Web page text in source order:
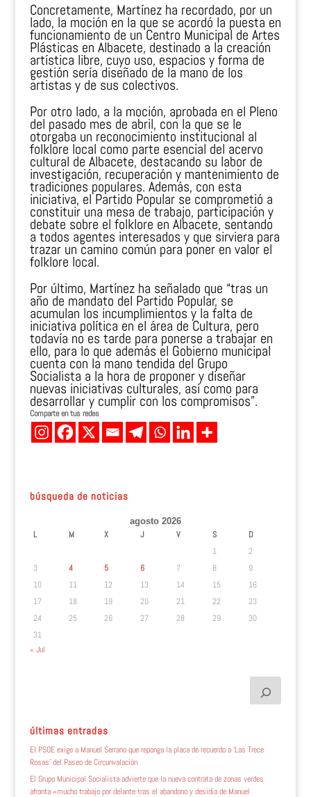
Concretamente, Martínez ha recordado, por un
lado, la moción en la que se acordó la puesta en
funcionamiento de un Centro Municipal de Artes
Plásticas en Albacete, destinado a la creación
artística libre, cuyo uso, espacios y forma de
gestión sería diseñado de la mano de los
artistas y de sus colectivos.
Por otro lado, a la moción, aprobada en el Pleno
del pasado mes de abril, con la que se le
otorgaba un reconocimiento institucional al
folklore local como parte esencial del acervo
cultural de Albacete, destacando su labor de
investigación, recuperación y mantenimiento de
tradiciones populares. Además, con esta
iniciativa, el Partido Popular se comprometió a
constituir una mesa de trabajo, participación y
debate sobre el folklore en Albacete, sentando
a todos agentes interesados y que sirviera para
trazar un camino común para poner en valor el
folklore local.
Por último, Martínez ha señalado que “tras un
año de mandato del Partido Popular, se
acumulan los incumplimientos y la falta de
iniciativa política en el área de Cultura, pero
todavía no es tarde para ponerse a trabajar en
ello, para lo que además el Gobierno municipal
cuenta con la mano tendida del Grupo
Socialista a la hora de proponer y diseñar
nuevas iniciativas culturales, así como para
desarrollar y cumplir con los compromisos”.
Comparte en tus redes
búsqueda de noticias
agosto 2026
L M X J V S
D
1
2
3
4 5 6 7 8
9
10
11 12 13 14 15
16
17
18 19 20 21 22
23
24
25 26 27 28 29
30
31
« Jul
últimas entradas
El PSOE exige a Manuel Serrano que reponga la placa de recuerdo a ‘Las Trece
Rosas’ del Paseo de Circunvalación
El Grupo Municipal Socialista advierte que la nueva contrata de zonas verdes
afronta «mucho trabajo por delante tras el abandono y desidia de Manuel